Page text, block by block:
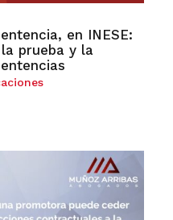
en INESE:
prueba y la